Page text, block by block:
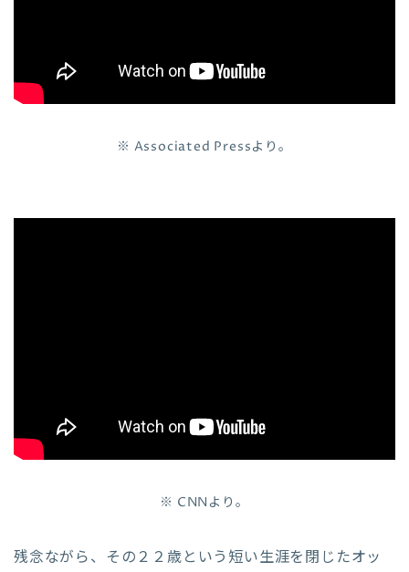
※ Associated Pressより。
※ CNNより。
残念ながら、その２２歳という短い生涯を閉じたオッ